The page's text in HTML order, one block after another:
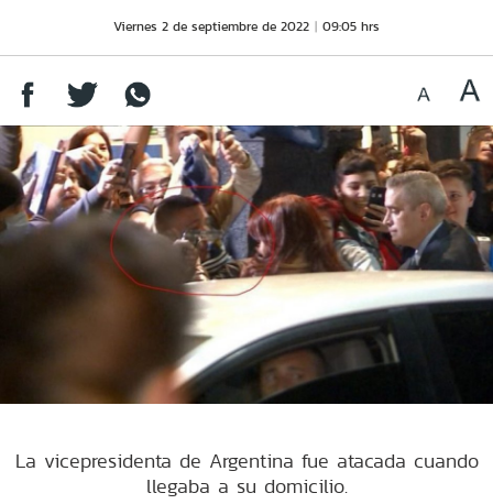
Viernes 2 de septiembre de 2022 09:05 hrs
La vicepresidenta de Argentina fue atacada cuando
llegaba a su domicilio.